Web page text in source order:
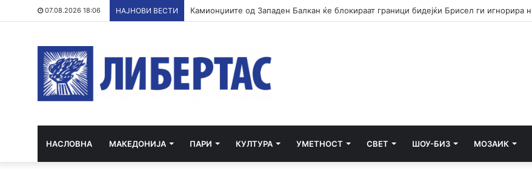
07.08.2026 18:06 НАЈНОВИ ВЕСТИ
НАСЛОВНА МАКЕДОНИЈА ПАРИ КУЛТУРА УМЕТНОСТ СВЕТ ШОУ-БИЗ МОЗАИК